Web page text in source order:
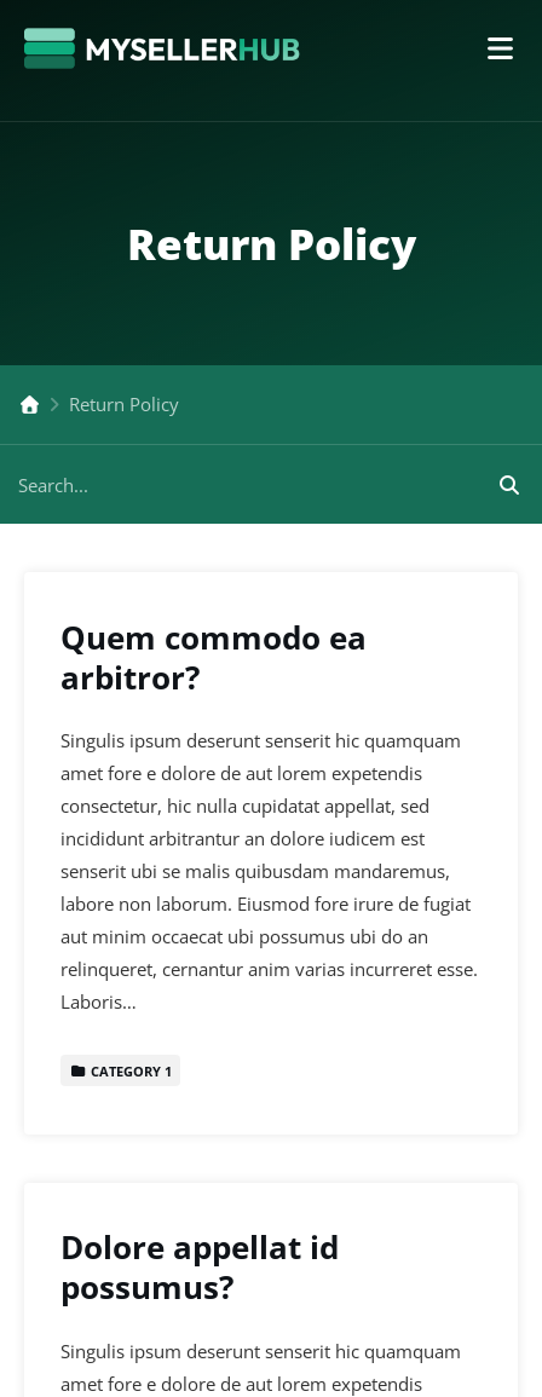
Return Policy
Return Policy
Quem commodo ea
arbitror?
Singulis ipsum deserunt senserit hic quamquam
amet fore e dolore de aut lorem expetendis
consectetur, hic nulla cupidatat appellat, sed
incididunt arbitrantur an dolore iudicem est
senserit ubi se malis quibusdam mandaremus,
labore non laborum. Eiusmod fore irure de fugiat
aut minim occaecat ubi possumus ubi do an
relinqueret, cernantur anim varias incurreret esse.
Laboris…
CATEGORY 1
Dolore appellat id
possumus?
Singulis ipsum deserunt senserit hic quamquam
amet fore e dolore de aut lorem expetendis